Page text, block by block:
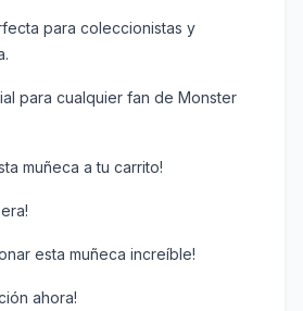
para coleccionistas y
para cualquier fan de Monster
muñeca a tu carrito!
esta muñeca increíble!
ahora!